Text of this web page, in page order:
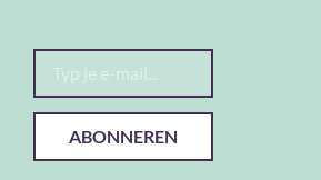
Typ je e-mail...
ABONNEREN